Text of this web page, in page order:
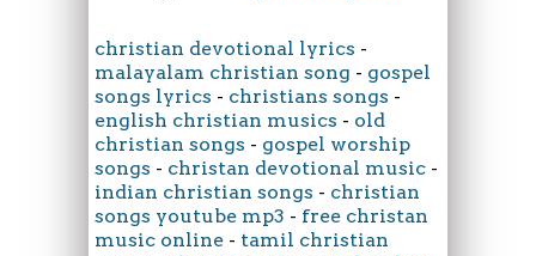
christian devotional lyrics -
malayalam christian song - gospel
songs lyrics - christians songs -
english christian musics - old
christian songs - gospel worship
songs - christan devotional music -
indian christian songs - christian
songs youtube mp3 - free christan
music online - tamil christian